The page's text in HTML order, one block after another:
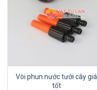
Vòi phun nước tưới cây giá
tốt